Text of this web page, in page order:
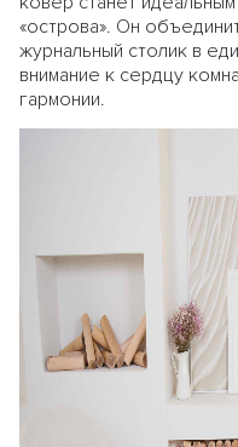
«острова». Он
журнальный столик в
внимание к сердцу
гармонии.